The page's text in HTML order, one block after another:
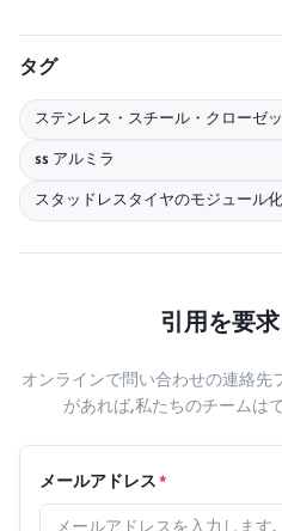
タグ
ステンレス・スチール・クローゼ
ss アルミラ
スタッドレスタイヤのモジュール
引用を要
オンラインで問い合わせの連絡
があれば,私たちのチームは
メールアドレス*